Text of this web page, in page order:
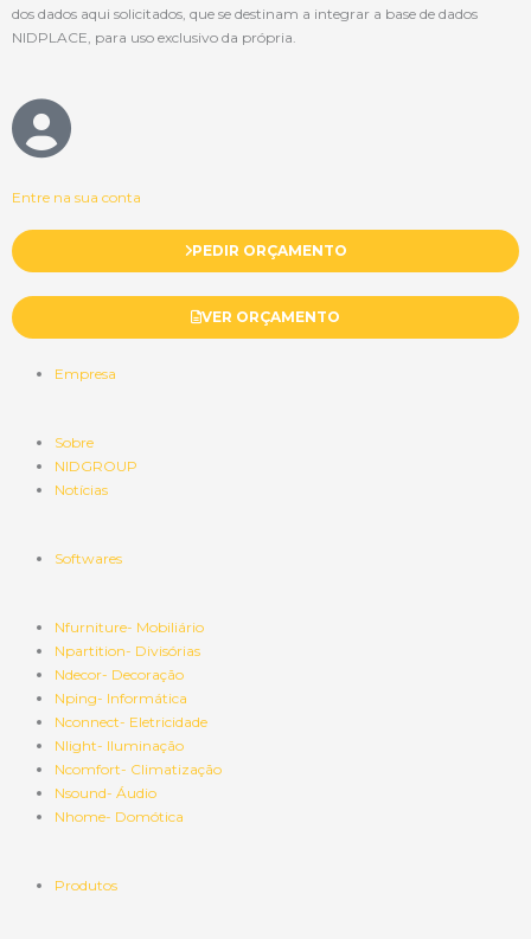
dos dados aqui solicitados, que se destinam a integrar a base de dados
NIDPLACE, para uso exclusivo da própria.
Entre na sua conta
PEDIR ORÇAMENTO
VER ORÇAMENTO
Empresa
Sobre
NIDGROUP
Notícias
Softwares
Nfurniture- Mobiliário
Npartition- Divisórias
Ndecor- Decoração
Nping- Informática
Nconnect- Eletricidade
Nlight- Iluminação
Ncomfort- Climatização
Nsound- Áudio
Nhome- Domótica
Produtos